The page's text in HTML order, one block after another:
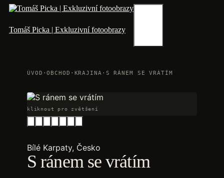
Přeskočit
obsah
Tomáš Picka | Exkluzivní fotoobrazy
ÚVOD ·OBCHOD · KRAJINA · S RÁNEM SE VRÁTÍM
kliknout pro zvětšení
Bílé Karpaty, Česko
S ránem se vrátím